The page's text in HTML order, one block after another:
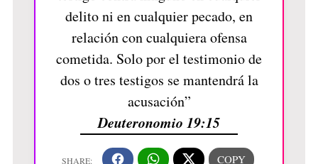
delito ni en cualquier pecado, en
relación con cualquiera ofensa
cometida. Solo por el testimonio de
dos o tres testigos se mantendrá la
acusación”
Deuteronomio 19:15